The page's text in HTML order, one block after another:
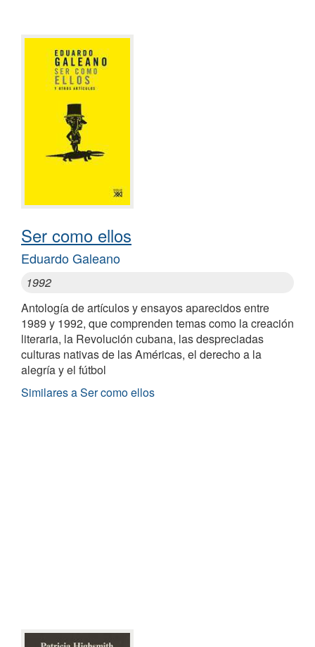
Ser como ellos
Eduardo Galeano
1992
Antología de artículos y ensayos aparecidos entre
1989 y 1992, que comprenden temas como la creación
literaria, la Revolución cubana, las despreciadas
culturas nativas de las Américas, el derecho a la
alegría y el fútbol
Similares a Ser como ellos